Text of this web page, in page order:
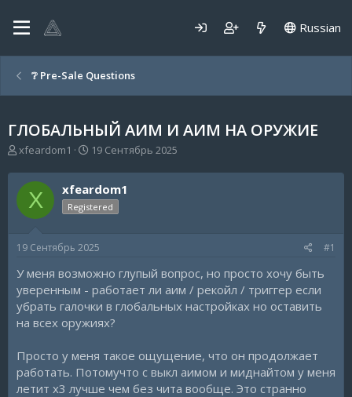
Russian
❔ Pre-Sale Questions
ГЛОБАЛЬНЫЙ АИМ И АИМ НА ОРУЖИЕ
А
т
о
р
м
xfeardom1
Д
т
а
н
а
а
19 Сентябрь 2025
X xfeardom1
Registered
19 Сентябрь 2025 #1
У меня возможно глупый вопрос, но просто хочу быть
уверенным - работает ли аим / рекойл / триггер если
убрать галочки в глобальных настройках но оставить
на всех оружиях?
Просто у меня такое ощущение, что он продолжает
работать. Потомучто с выкл аимом и миднайтом у меня
летит х3 лучше чем без чита вообще. Это странно